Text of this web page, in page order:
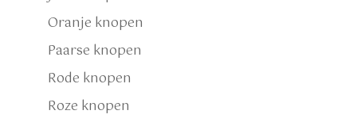
Oranje knopen
Paarse knopen
Rode knopen
Roze knopen